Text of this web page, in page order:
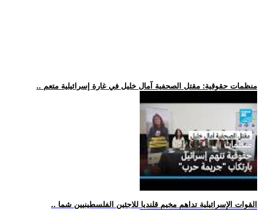
.. منظمات حقوقية: مقتل الصحفية آمال خليل في غارة إسرائيلية متعم
.. القوات الإسرائيلية تداهم مخيم قلنديا للاجئين الفلسطينيين شما